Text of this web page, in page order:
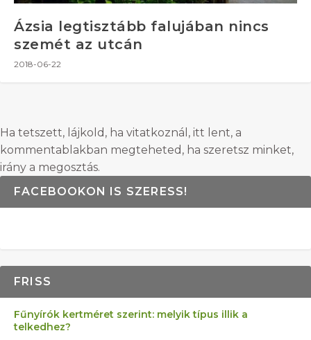
Ázsia legtisztább falujában nincs
szemét az utcán
2018-06-22
Ha tetszett, lájkold, ha vitatkoznál, itt lent, a
kommentablakban megteheted, ha szeretsz minket,
irány a megosztás.
FACEBOOKON IS SZERESS!
FRISS
Fűnyírók kertméret szerint: melyik típus illik a
telkedhez?